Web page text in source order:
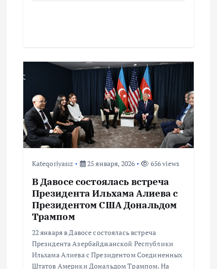
Kateqoriyasız 25 января, 2026 656 views
В Давосе состоялась встреча
Президента Ильхама Алиева с
Президентом США Дональдом
Трампом
22 января в Давосе состоялась встреча
Президента Азербайджанской Республики
Ильхама Алиева с Президентом Соединенных
Штатов Америки Дональдом Трампом. На